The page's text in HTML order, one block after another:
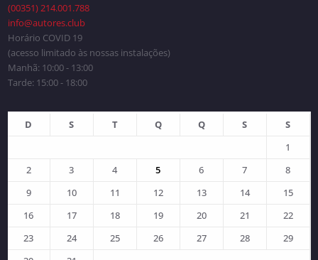
(00351) 214.001.788
info@autores.club
Horário COVID 19
(acesso limitado às nossas instalações)
Manhã: 10:00 - 13:00
Tarde: 15:00 - 18:00
D S T Q Q S
S
1
2
3 4 5 6 7
8
9
10 11 12 13 14
15
16
17 18 19 20 21
22
23
24 25 26 27 28
29